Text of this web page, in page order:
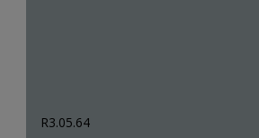
R3.05.64